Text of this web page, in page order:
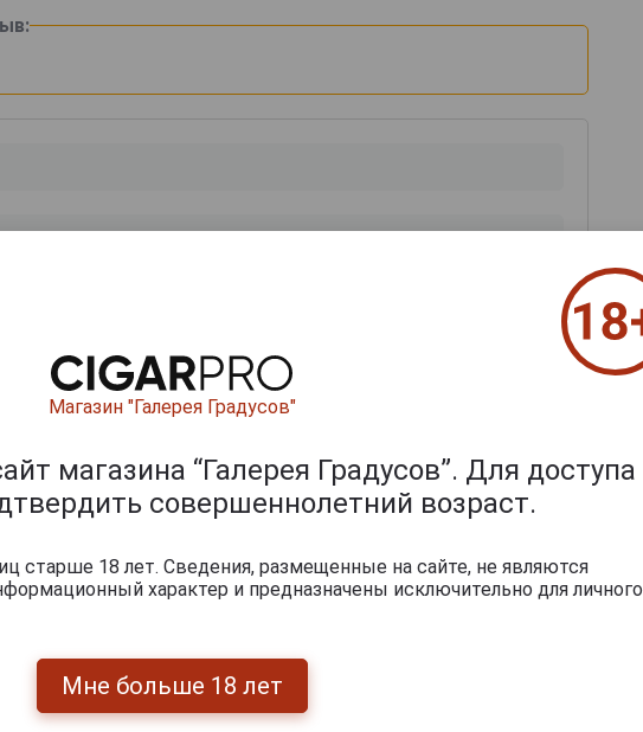
Магазин "Галерея Градусов"
магазина “Галерея Градусов”. Для доступа
совершеннолетний возраст.
старше 18 лет. Сведения, размещенные на сайте, не являются
характер и предназначены исключительно для личного
Мне больше 18 лет